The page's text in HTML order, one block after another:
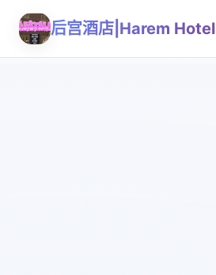
后宫酒店|Harem Hotel